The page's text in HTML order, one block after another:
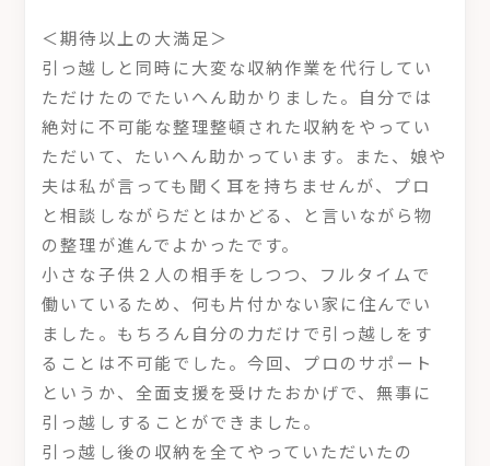
＜期待以上の大満足＞
引っ越しと同時に大変な収納作業を代行してい
ただけたのでたいへん助かりました。自分では
絶対に不可能な整理整頓された収納をやってい
ただいて、たいへん助かっています。また、娘や
夫は私が言っても聞く耳を持ちませんが、プロ
と相談しながらだとはかどる、と言いながら物
の整理が進んでよかったです。
小さな子供２人の相手をしつつ、フルタイムで
働いているため、何も片付かない家に住んでい
ました。もちろん自分の力だけで引っ越しをす
ることは不可能でした。今回、プロのサポート
というか、全面支援を受けたおかげで、無事に
引っ越しすることができました。
引っ越し後の収納を全てやっていただいたの